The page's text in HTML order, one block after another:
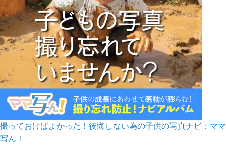
撮っておけばよかった！後悔しない為の子供の写真ナビ：ママ
写ん！